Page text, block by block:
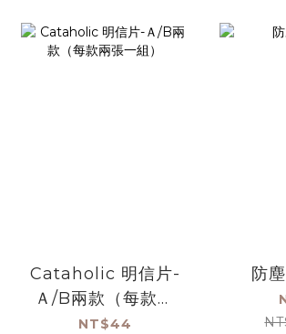
Cataholic 明信片-
Ａ/B兩款（每款兩
張一組）
NT$44
防